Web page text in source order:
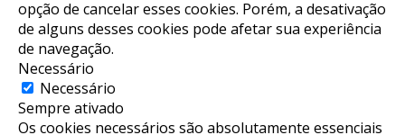
opção de cancelar esses cookies. Porém, a desativação
de alguns desses cookies pode afetar sua experiência
de navegação.
Necessário
Necessário
Sempre ativado
Os cookies necessários são absolutamente essenciais